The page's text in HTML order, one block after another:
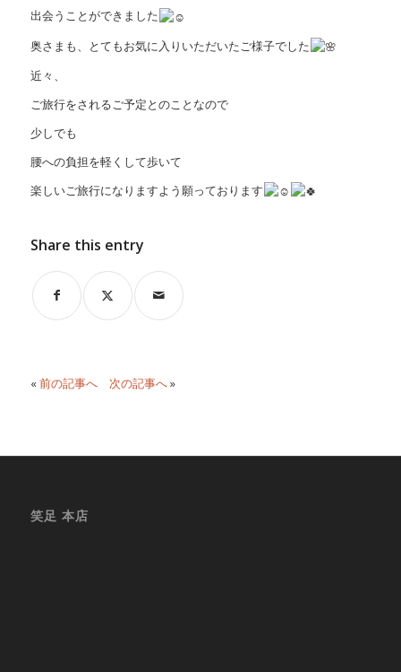
出会うことができました
奥さまも、とてもお気に入りいただいたご様子でした
近々、
ご旅行をされるご予定とのことなので
少しでも
腰への負担を軽くして歩いて
楽しいご旅行になりますよう願っております
Share this entry
«前の記事へ 次の記事へ»
笑足 本店